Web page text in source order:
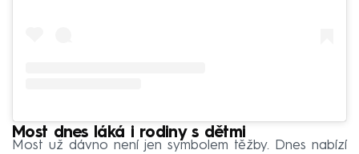
Most dnes láká i rodiny s dětmi
Most už dávno není jen symbolem těžby. Dnes nabízí